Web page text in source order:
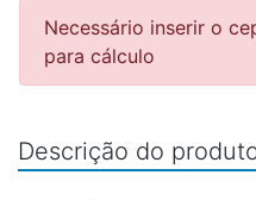
Necessário inserir o
para cálculo
Descrição do